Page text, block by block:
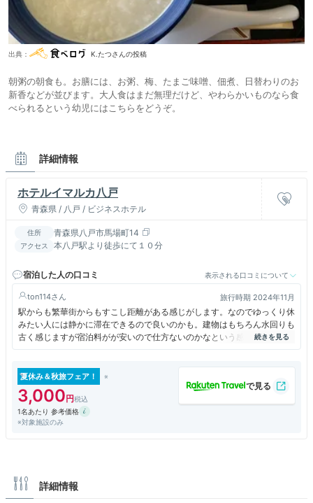
出典： K.たつさんの投稿
朝粥の朝食も。お膳には、お粥、梅、たまご味噌、佃煮、日替わりのお
新香などが並びます。大人食はまだ無理だけど、やわらかいものなら食
べられるという幼児にはこちらをどうぞ。
詳細情報
ホテルイマルカ八戸
青森県 / 八戸 / ビジネスホテル
住所 青森県八戸市馬場町14
アクセス 本八戸駅より徒歩にて１０分
宿泊した人の口コミ 表示される口コミについて
ton114 旅行時期 2024年11月
駅からも繁華街からもすこし距離がある感じがします。なのでゆっくり休
みたい人には静かに滞在できるので良いのかも。建物はもちろん水回りも
古く感じますが宿泊料がが安いので仕方ないのかなという感じ。２Ｆのフ
ロント前では無料のコーヒーであったり、スタンプカードをためれば１泊
夏休み＆秋旅フェア！
3,000
1名あたり 参考価格
※対象施設のみ
詳細情報